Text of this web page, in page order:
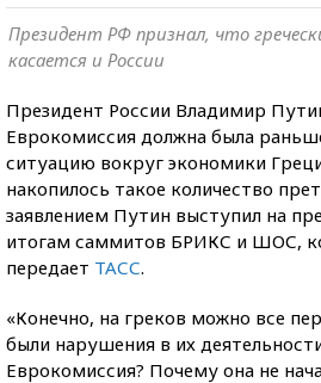
Президент РФ признал, что
касается и России
Президент России Владимир
Еврокомиссия должна была
ситуацию вокруг экономики
накопилось такое количество
заявлением Путин выступил на
итогам саммитов БРИКС и ШОС,
передает ТАСС.
«Конечно, на греков можно все
были нарушения в их
Еврокомиссия? Почему она не